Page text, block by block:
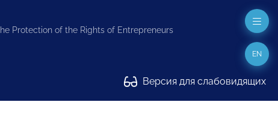
Protection of the Rights of Entrepreneurs
Версия для слабовидящих
EN